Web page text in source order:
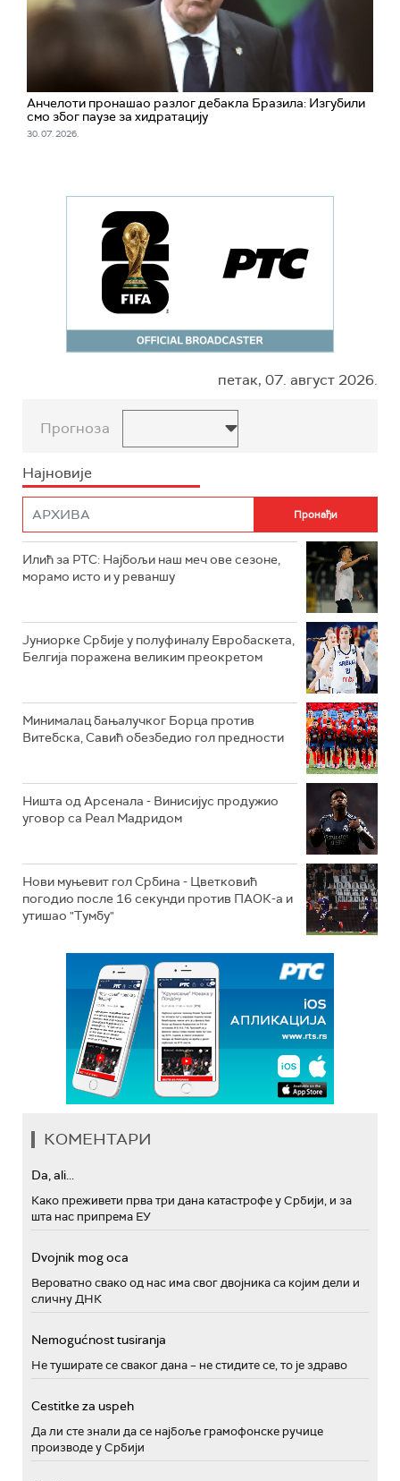
Анчелоти пронашао разлог дебакла Бразила: Изгубили
смо због паузе за хидратацију
30. 07. 2026.
петак, 07. август 2026.
Прогноза
Најновије
Илић за РТС: Најбољи наш меч ове сезоне,
морамо исто и у реваншу
Јуниорке Србије у полуфиналу Евробаскета,
Белгија поражена великим преокретом
Минималац бањалучког Борца против
Витебска, Савић обезбедио гол предности
Ништа од Арсенала - Винисијус продужио
уговор са Реал Мадридом
Нови муњевит гол Србина - Цветковић
погодио после 16 секунди против ПАОК-а и
утишао "Тумбу"
КОМЕНТАРИ
Da, ali...
Како преживети прва три дана катастрофе у Србији, и за
шта нас припрема ЕУ
Dvojnik mog oca
Вероватно свако од нас има свог двојника са којим дели и
сличну ДНК
Nemogućnost tusiranja
Не туширате се сваког дана – не стидите се, то је здраво
Cestitke za uspeh
Да ли сте знали да се најбоље грамофонске ручице
производе у Србији